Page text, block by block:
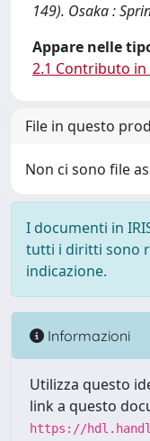
149). Osaka :
Appare nelle
2.1 Contributo
File in questo
Non ci sono file
I documenti in
tutti i diritti sono
indicazione.
Informazioni
Utilizza questo
link a questo
https://